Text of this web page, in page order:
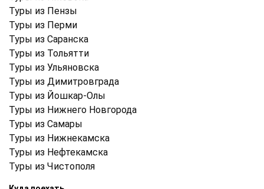
Туры из Пензы
Туры из Перми
Туры из Саранска
Туры из Тольятти
Туры из Ульяновска
Туры из Димитровграда
Туры из Йошкар-Олы
Туры из Нижнего Новгорода
Туры из Самары
Туры из Нижнекамска
Туры из Нефтекамска
Туры из Чистополя